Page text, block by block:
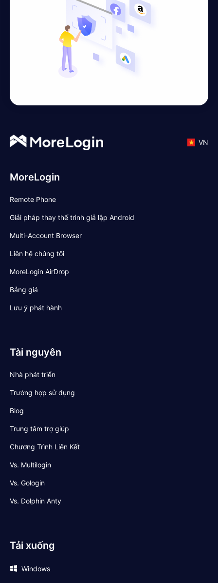
VN
MoreLogin
Remote Phone
Giải pháp thay thế trình giả lập Android
Multi-Account Browser
Liên hệ chúng tôi
MoreLogin AirDrop
Bảng giá
Lưu ý phát hành
Tài nguyên
Nhà phát triển
Trường hợp sử dụng
Blog
Trung tâm trợ giúp
Chương Trình Liên Kết
Vs. Multilogin
Vs. Gologin
Vs. Dolphin Anty
Tải xuống
Windows